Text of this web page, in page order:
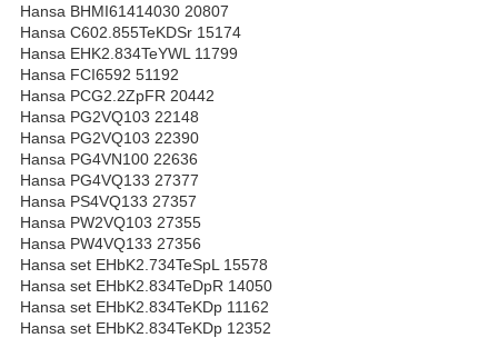
Hansa BHMI61414030 20807
Hansa C602.855TeKDSr 15174
Hansa EHK2.834TeYWL 11799
Hansa FCI6592 51192
Hansa PCG2.2ZpFR 20442
Hansa PG2VQ103 22148
Hansa PG2VQ103 22390
Hansa PG4VN100 22636
Hansa PG4VQ133 27377
Hansa PS4VQ133 27357
Hansa PW2VQ103 27355
Hansa PW4VQ133 27356
Hansa set EHbK2.734TeSpL 15578
Hansa set EHbK2.834TeDpR 14050
Hansa set EHbK2.834TeKDp 11162
Hansa set EHbK2.834TeKDp 12352